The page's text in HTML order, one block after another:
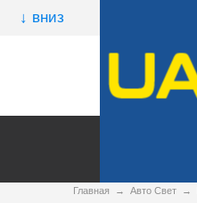
↓ вниз
Главная → Авто Свет →